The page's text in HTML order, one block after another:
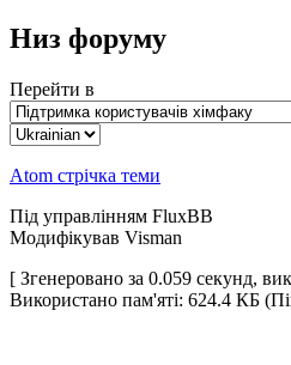
Низ форуму
Перейти в
Atom стрічка теми
Під управлінням FluxBB
Модифікував Visman
[ Згенеровано за 0.059 секунд,
Використано пам'яті: 624.4 КБ